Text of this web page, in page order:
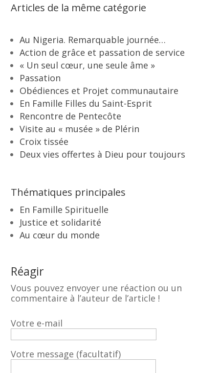
Articles de la même catégorie
Au Nigeria. Remarquable journée…
Action de grâce et passation de service
« Un seul cœur, une seule âme »
Passation
Obédiences et Projet communautaire
En Famille Filles du Saint-Esprit
Rencontre de Pentecôte
Visite au « musée » de Plérin
Croix tissée
Deux vies offertes à Dieu pour toujours
Thématiques principales
En Famille Spirituelle
Justice et solidarité
Au cœur du monde
Réagir
Vous pouvez envoyer une réaction ou un
commentaire à l’auteur de l’article !
Votre e-mail
Votre message (facultatif)